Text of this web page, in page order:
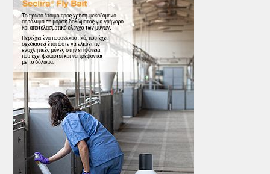
ΤΟ ΠΕΡΙΟΔΙΚΟ
Profile
ΑΡΧΕΙΟ ΤΕΥΧΩΝ
ΣΥΝΕΔΡΙΟ ΚΡΕΑΤΟΣ